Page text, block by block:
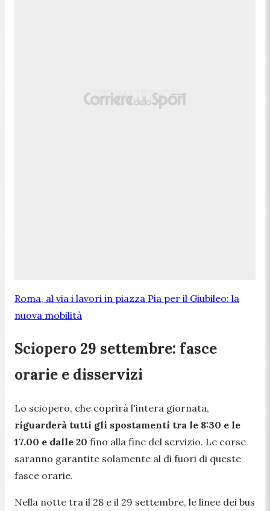
Roma, al via i lavori in piazza Pia per il Giubileo: la
nuova mobilità
Sciopero 29 settembre: fasce
orarie e disservizi
Lo sciopero, che coprirà l'intera giornata,
riguarderà tutti gli spostamenti tra le 8:30 e le
17.00 e dalle 20 fino alla fine del servizio. Le corse
saranno garantite solamente al di fuori di queste
fasce orarie.
Nella notte tra il 28 e il 29 settembre, le linee dei bus